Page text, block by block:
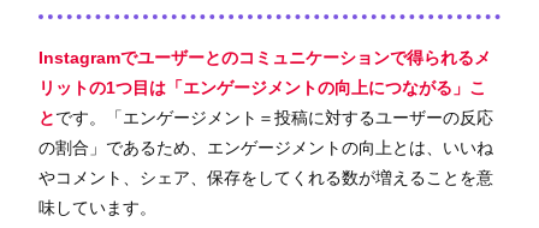
Instagramでユーザーとのコミュニケーションで得られるメ
リットの1つ目は「エンゲージメントの向上につながる」こ
とです。「エンゲージメント＝投稿に対するユーザーの反応
の割合」であるため、エンゲージメントの向上とは、いいね
やコメント、シェア、保存をしてくれる数が増えることを意
味しています。